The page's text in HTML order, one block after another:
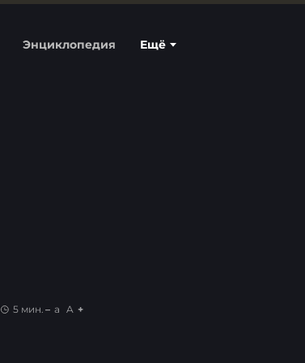
Ещё
Энциклопедия
5 мин. a A